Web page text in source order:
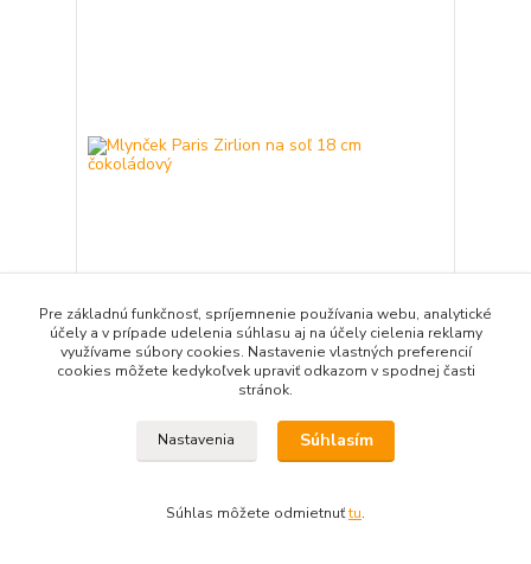
Mlynček Paris Zirlion na soľ 18 cm čokoládový
41,71 EUR
Pridať do košíka
Pre základnú funkčnosť, spríjemnenie používania webu, analytické
účely a v prípade udelenia súhlasu aj na účely cielenia reklamy
využívame súbory cookies. Nastavenie vlastných preferencií
cookies môžete kedykoľvek upraviť odkazom v spodnej časti
stránok.
Nastavenia Súhlasím
Súhlas môžete odmietnuťtu.